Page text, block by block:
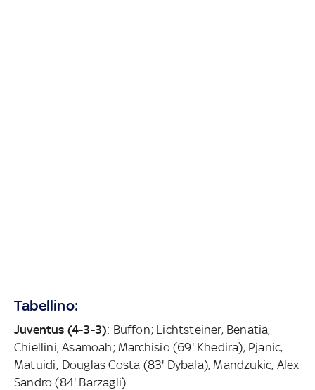
Tabellino:
Juventus (4-3-3): Buffon; Lichtsteiner, Benatia,
Chiellini, Asamoah; Marchisio (69' Khedira), Pjanic,
Matuidi; Douglas Costa (83' Dybala), Mandzukic, Alex
Sandro (84' Barzagli).